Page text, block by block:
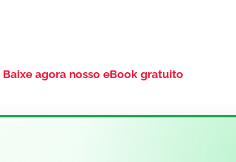
Baixe agora nosso eBook gratuito